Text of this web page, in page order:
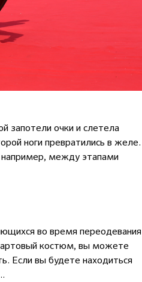
запотели очки и слетела
ноги превратились в желе.
например, между этапами
во время переодевания
костюм, вы можете
Если вы будете находиться